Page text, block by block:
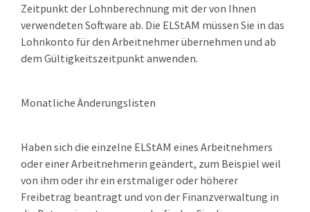
Zeitpunkt der Lohnberechnung mit der von Ihnen
verwendeten Software ab. Die ELStAM müssen Sie in das
Lohnkonto für den Arbeitnehmer übernehmen und ab
dem Gültigkeitszeitpunkt anwenden.
Monatliche Änderungslisten
Haben sich die einzelne ELStAM eines Arbeitnehmers
oder einer Arbeitnehmerin geändert, zum Beispiel weil
von ihm oder ihr ein erstmaliger oder höherer
Freibetrag beantragt und von der Finanzverwaltung in